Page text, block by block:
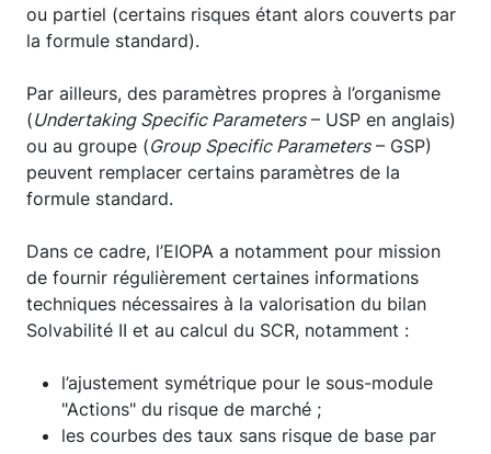
ou partiel (certains risques étant alors couverts par
la formule standard).
Par ailleurs, des paramètres propres à l’organisme
(Undertaking Specific Parameters– USP en anglais)
ou au groupe (Group Specific Parameters– GSP)
peuvent remplacer certains paramètres de la
formule standard.
Dans ce cadre, l’EIOPA a notamment pour mission
de fournir régulièrement certaines informations
techniques nécessaires à la valorisation du bilan
Solvabilité II et au calcul du SCR, notamment :
l’ajustement symétrique pour le sous-module
"Actions" du risque de marché ;
les courbes des taux sans risque de base par